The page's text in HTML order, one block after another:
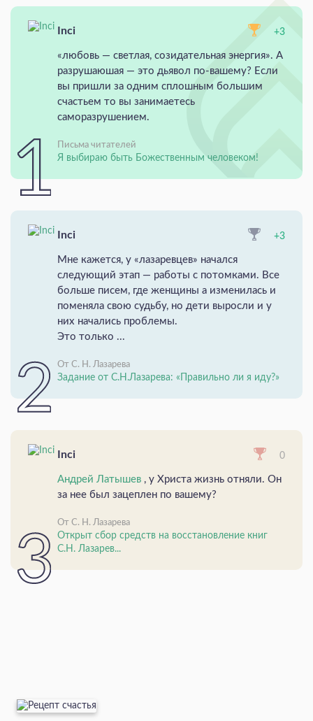
Inci +3
«любовь — светлая, созидательная энергия». А
разрушаюшая — это дьявол по-вашему? Если
вы пришли за одним сплошным большим
счастьем то вы занимаетесь
саморазрушением.
Письма читателей
Я выбираю быть Божественным человеком!
Inci +3
Мне кажется, у «лазаревцев» начался
следующий этап — работы с потомками. Все
больше писем, где женщины а изменилась и
поменяла свою судьбу, но дети выросли и у
них начались проблемы.
Это только ...
От С. Н. Лазарева
Задание от С.Н.Лазарева: «Правильно ли я иду?»
Inci 0
Андрей Латышев , у Христа жизнь отняли. Он
за нее был зацеплен по вашему?
От С. Н. Лазарева
Открыт сбор средств на восстановление книг
С.Н. Лазарев...